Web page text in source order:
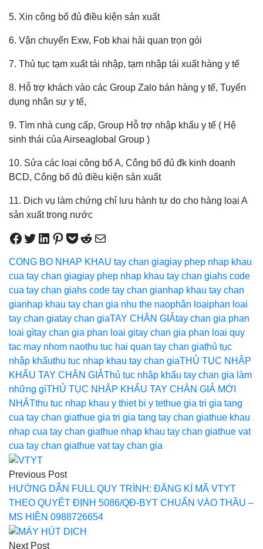
5. Xin công bố đủ điều kiện sản xuất
6. Vận chuyển Exw, Fob khai hải quan trọn gói
7. Thủ tục tạm xuất tái nhập, tạm nhập tái xuất hàng y tế
8. Hỗ trợ khách vào các Group Zalo bán hàng y tế, Tuyển
dụng nhân sự y tế,
9. Tìm nhà cung cấp, Group Hỗ trợ nhập khẩu y tế ( Hệ
sinh thái của Airseaglobal Group )
10. Sửa các loại công bố A, Công bố đủ đk kinh doanh
BCD, Công bố đủ điều kiện sản xuất
11. Dịch vụ làm chứng chỉ lưu hành tự do cho hàng loại A
sản xuất trong nước
Share on Facebook
Tweet on Twitter
Share on LinkedIn
Pin on Pinterest
Save to pocket
Share on Reddit
Share via Email
CONG BO NHAP KHAU tay chan giagiay phep nhap khau
cua tay chan giagiay phep nhap khau tay chan giahs code
cua tay chan giahs code tay chan gianhap khau tay chan
gianhap khau tay chan gia nhu the naophân loạiphan loai
tay chan giatay chan giaTAY CHÂN GIẢtay chan gia phan
loai gìtay chan gia phan loai gitay chan gia phan loai quy
tac may nhom naothu tuc hai quan tay chan giathủ tục
nhập khẩuthu tuc nhap khau tay chan giaTHỦ TỤC NHẬP
KHẨU TAY CHÂN GIẢThủ tục nhập khẩu tay chan gia làm
những gìTHỦ TỤC NHẬP KHẨU TAY CHÂN GIẢ MỚI
NHẤTthu tuc nhap khau y thiet bi y tethue gia tri gia tang
cua tay chan giathue gia tri gia tang tay chan giathue khau
nhap cua tay chan giathue nhap khau tay chan giathue vat
cua tay chan giathue vat tay chan gia
Điều
hướng
bài
viết
Previous Post
HƯỚNG DẪN FULL QUY TRÌNH: ĐĂNG KÍ MÃ VTYT
THEO QUYẾT ĐỊNH 5086/QĐ-BYT CHUẨN VÀO THẦU –
MS HIỀN 0988726654
Next Post